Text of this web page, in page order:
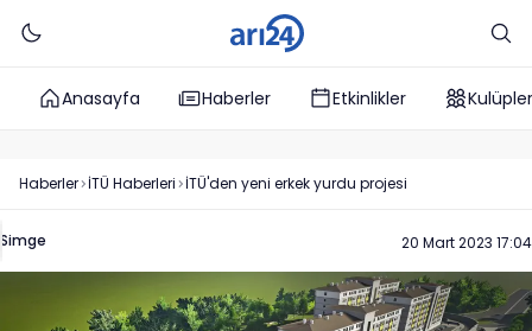
Anasayfa Haberler Etkinlikler Kulüpler
Haberler İTÜ Haberleri İTÜ'den yeni erkek yurdu projesi
Simge 20 Mart 2023 17:04